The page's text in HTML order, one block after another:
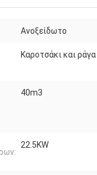
Ανοξείδωτο
Καροτσάκι και ράγα
40m3
22.5KW